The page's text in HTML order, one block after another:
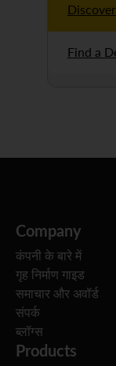
Find a
Company
कंपनी के बारे में
गृह निर्माण गाइड
समाचार और अवॉर्ड
संपर्क
ब्लॉग्स
Products